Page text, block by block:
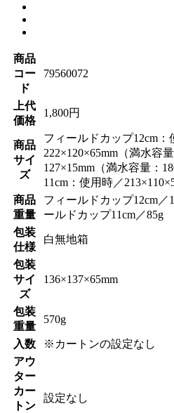
商品
コー
ド
79560072
上代
価格
1,800円
商品
サイ
ズ
フィールドカップ12cm：
222×120×65mm（満水容
127×15mm（満水容量：
11cm：使用時／
商品
重量
フィールドカップ12cm／
ールドカップ11cm／85g
包装
仕様
白無地箱
包装
サイ
ズ
136×137×65mm
包装
重量
570g
入数
※カートンの設定なし
アウ
ター
カー
トン
設定なし